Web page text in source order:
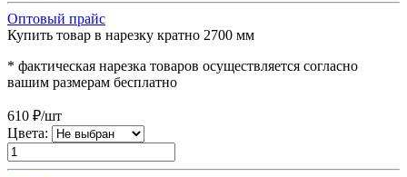
Оптовый прайс
Купить товар в нарезку кратно 2700 мм
* фактическая нарезка товаров осуществляется согласно
вашим размерам бесплатно
610 ₽/шт
Цвета: